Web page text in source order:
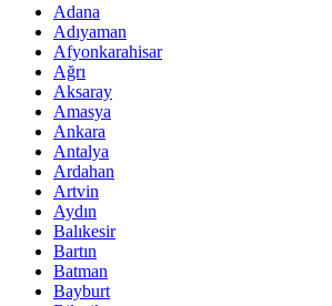
Adana
Adıyaman
Afyonkarahisar
Ağrı
Aksaray
Amasya
Ankara
Antalya
Ardahan
Artvin
Aydın
Balıkesir
Bartın
Batman
Bayburt